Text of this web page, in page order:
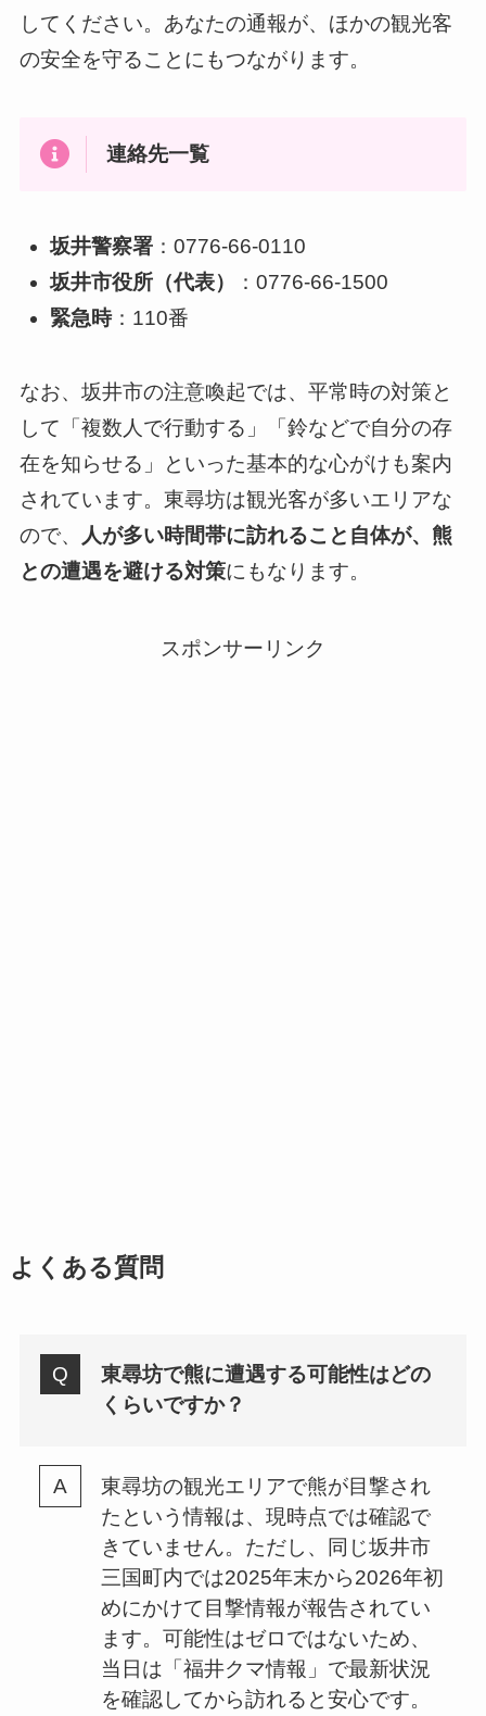
してください。あなたの通報が、ほかの観光客
の安全を守ることにもつながります。
連絡先一覧
坂井警察署 ：0776-66-0110
坂井市役所（代表）
：0776-66-1500
緊急時：110番
なお、坂井市の注意喚起では、平常時の対策と
して「複数人で行動する」「鈴などで自分の存
在を知らせる」といった基本的な心がけも案内
されています。東尋坊は観光客が多いエリアな
ので、 人が多い時間帯に訪れること自体が、熊
との遭遇を避ける対策にもなります。
スポンサーリンク
よくある質問
東尋坊で熊に遭遇する可能性はどの
くらいですか？
東尋坊の観光エリアで熊が目撃され
たという情報は、現時点では確認で
きていません。ただし、同じ坂井市
三国町内では2025年末から2026年初
めにかけて目撃情報が報告されてい
ます。可能性はゼロではないため、
当日は「福井クマ情報」で最新状況
を確認してから訪れると安心です。